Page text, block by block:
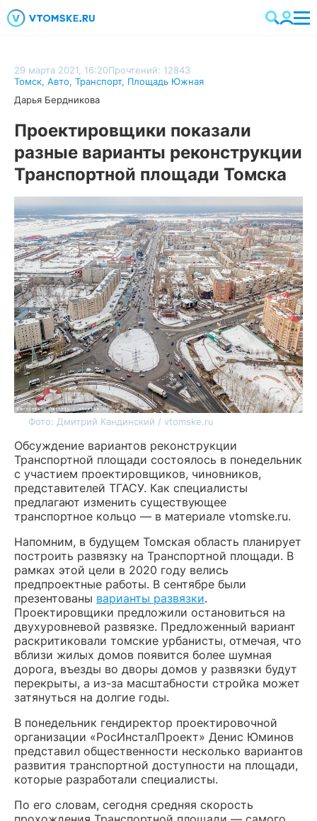
29 марта 2021, 16:20Прочтений: 12843
Томск, Авто, Транспорт, Площадь Южная
Дарья Бердникова
Проектировщики показали
разные варианты реконструкции
Транспортной площади Томска
Фото: Дмитрий Кандинский / vtomske.ru
Обсуждение вариантов реконструкции
Транспортной площади состоялось в понедельник
с участием проектировщиков, чиновников,
представителей ТГАСУ. Как специалисты
предлагают изменить существующее
транспортное кольцо — в материале vtomske.ru.
Напомним, в будущем Томская область планирует
построить развязку на Транспортной площади. В
рамках этой цели в 2020 году велись
предпроектные работы. В сентябре были
презентованы варианты развязки.
Проектировщики предложили остановиться на
двухуровневой развязке. Предложенный вариант
раскритиковали томские урбанисты, отмечая, что
вблизи жилых домов появится более шумная
дорога, въезды во дворы домов у развязки будут
перекрыты, а из-за масштабности стройка может
затянуться на долгие годы.
В понедельник гендиректор проектировочной
организации «РосИнсталПроект» Денис Юминов
представил общественности несколько вариантов
развития транспортной доступности на площади,
которые разработали специалисты.
По его словам, сегодня средняя скорость